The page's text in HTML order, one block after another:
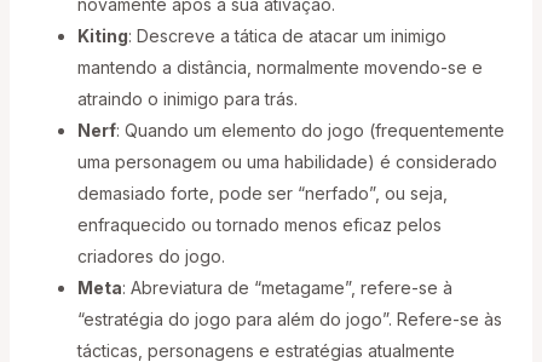
Kiting: Descreve a tática de atacar um inimigo
mantendo a distância, normalmente movendo-se e
atraindo o inimigo para trás.
Nerf: Quando um elemento do jogo (frequentemente
uma personagem ou uma habilidade) é considerado
demasiado forte, pode ser “nerfado”, ou seja,
enfraquecido ou tornado menos eficaz pelos
criadores do jogo.
Meta: Abreviatura de “metagame”, refere-se à
“estratégia do jogo para além do jogo”. Refere-se às
tácticas, personagens e estratégias atualmente